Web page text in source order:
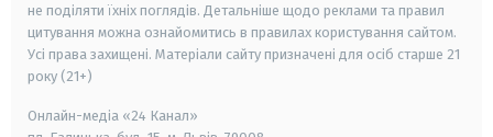
не поділяти їхніх поглядів. Детальніше щодо реклами та правил
цитування можна ознайомитись в правилах користування сайтом.
Усі права захищені. Матеріали сайту призначені для осіб старше 21
року (21+)
Онлайн-медіа «24 Канал»